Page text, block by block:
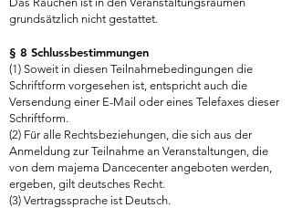
grundsätzlich nicht gestattet.
§ 8 Schlussbestimmungen
(1) Soweit in diesen Teilnahmebedingungen die
Schriftform vorgesehen ist, entspricht auch die
Versendung einer E-Mail oder eines Telefaxes dieser
Schriftform.
(2) Für alle Rechtsbeziehungen, die sich aus der
Anmeldung zur Teilnahme an Veranstaltungen, die
von dem majema Dancecenter angeboten werden,
ergeben, gilt deutsches Recht.
(3) Vertragssprache ist Deutsch.